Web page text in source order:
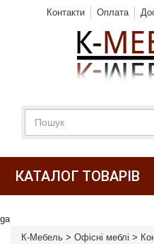
Контакти Оплата
КАТАЛОГ ТОВАРІВ
ga
К-Мебель > Офісні меблі >